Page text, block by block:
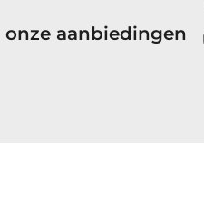
aanbiedingen